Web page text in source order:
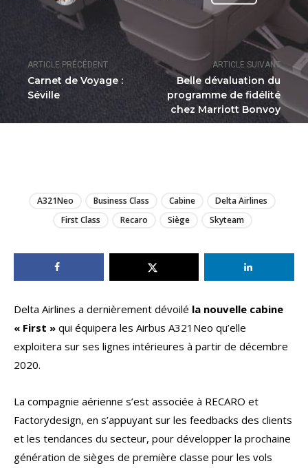
ARTICLE PRÉCÉDENT
Carnet de Voyage :
Séville
ARTICLE SUIVANT
Belle dévaluation du
programme de fidélité
chez Marriott Bonvoy
A321Neo Business Class Cabine
Delta Airlines
First Class
Recaro Siège Skyteam
Delta Airlines a dernièrement dévoilé la nouvelle cabine
« First » qui équipera les Airbus A321Neo qu’elle
exploitera sur ses lignes intérieures à partir de décembre
2020.
La compagnie aérienne s’est associée à RECARO et
Factorydesign, en s’appuyant sur les feedbacks des clients
et les tendances du secteur, pour développer la prochaine
génération de sièges de première classe pour les vols